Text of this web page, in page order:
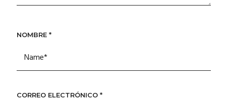
NOMBRE *
CORREO ELECTRÓNICO *